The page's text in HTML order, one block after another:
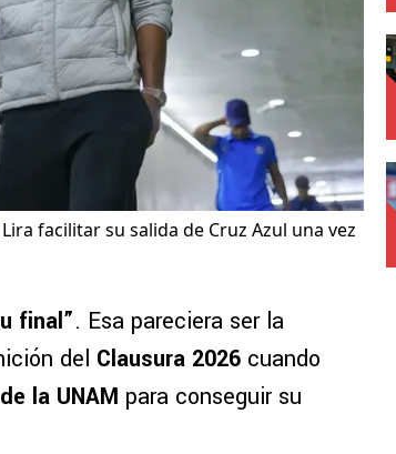
facilitar su salida de Cruz Azul una vez
final”. Esa pareciera ser la
del Clausura 2026 cuando
la UNAM para conseguir su